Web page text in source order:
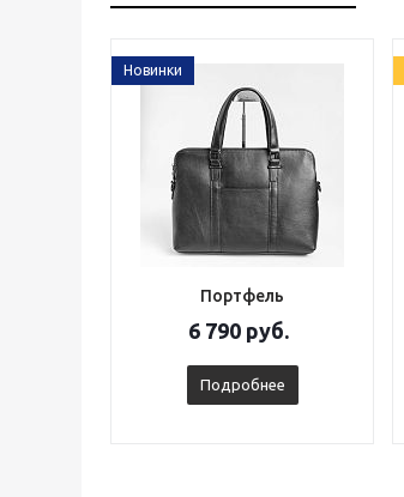
Новинки
Портфель
6 790 руб.
Подробнее